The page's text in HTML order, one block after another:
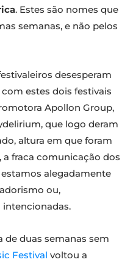
. Estes são nomes que
semanas, e não pelos
desesperam
estes dois festivais
Apollon Group,
que logo deram
altura em que foram
a fraca comunicação dos
alegadamente
ou,
intencionadas.
de duas semanas sem
Festival voltou a